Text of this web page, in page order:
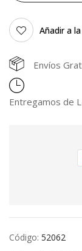
Añadir a
Envíos
Entregamos de
Código: 52062